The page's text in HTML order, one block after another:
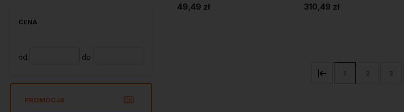
CENA
od do
PROMOCJA
49,49 zł 310,49 zł
1 2 3